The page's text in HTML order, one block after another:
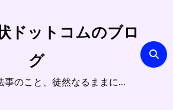
ドットコムのブロ
グ
事のこと、徒然なるままに...